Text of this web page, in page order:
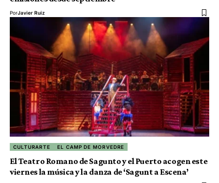
PorJavier Ruiz
CULTURARTE EL CAMP DE MORVEDRE
El Teatro Romano de Sagunto y el Puerto acogen este
viernes la música y la danza de ‘Sagunt a Escena’